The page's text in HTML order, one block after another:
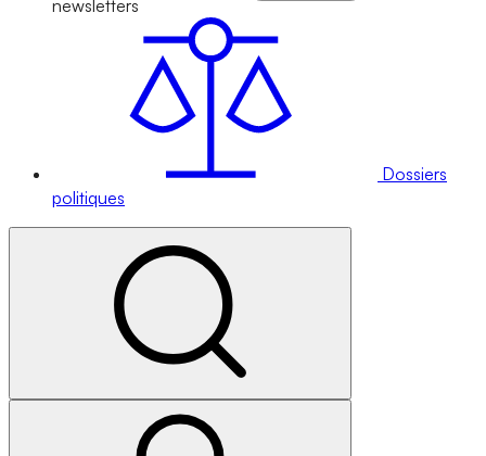
newsletters
Dossiers
politiques